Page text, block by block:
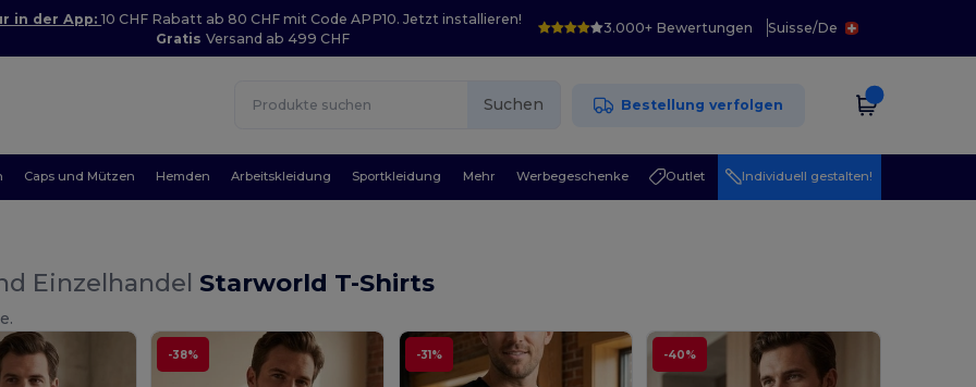
in der App:10 CHF Rabatt ab 80 CHF mit Code APP10. Jetzt installieren!
Gratis Versand ab 499 CHF
3.000+ Bewertungen Suisse/De
Suchen Bestellung verfolgen
Caps und Mützen Hemden Arbeitskleidung Sportkleidung Mehr Werbegeschenke Outlet Individuell gestalten!
Einzelhandel Starworld T-Shirts
-38% -31% -40%